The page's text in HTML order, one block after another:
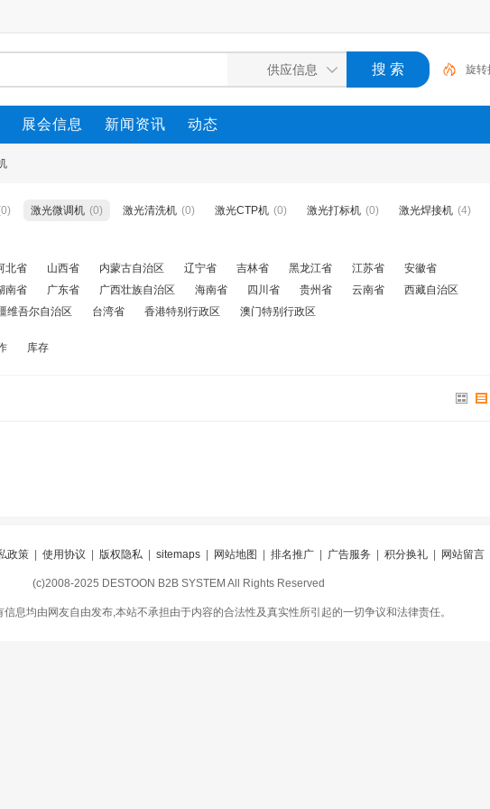
旋转
胶带
展会信息 新闻资讯 动态
激光微调机 (0) 激光清洗机 (0) 激光CTP机 (0) 激光打标机 (0) 激光焊接机 (4)
北省 山西省 内蒙古自治区 辽宁省 吉林省 黑龙江省 江苏省
安徽省
南省 广东省 广西壮族自治区 海南省 四川省 贵州省 云南省
西藏自治区
维吾尔自治区 台湾省 香港特别行政区 澳门特别行政区
库存
政策 使用协议 版权隐私 sitemaps 网站地图 排名推广 广告服务 积分换礼 网站留言
(c)2008-2025 DESTOON B2B SYSTEM All Rights Reserved
息均由网友自由发布,本站不承担由于内容的合法性及真实性所引起的一切争议和法律责任。